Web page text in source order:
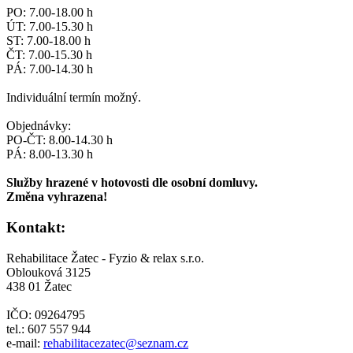
PO: 7.00-18.00 h
ÚT: 7.00-15.30 h
ST: 7.00-18.00 h
ČT: 7.00-15.30 h
PÁ: 7.00-14.30 h
Individuální termín možný.
Objednávky:
PO-ČT: 8.00-14.30 h
PÁ: 8.00-13.30 h
Služby hrazené v hotovosti dle osobní domluvy.
Změna vyhrazena!
Kontakt:
Rehabilitace Žatec - Fyzio & relax s.r.o.
Oblouková 3125
438 01 Žatec
IČO: 09264795
tel.: 607 557 944
e-mail: rehabilitacezatec@seznam.cz